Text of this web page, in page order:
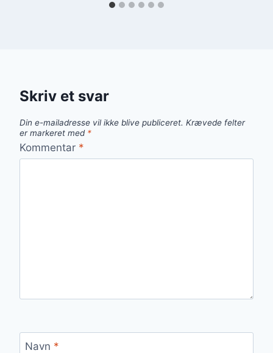
Skriv et svar
Din e-mailadresse vil ikke blive publiceret. Krævede felter
er markeret med *
Kommentar *
Navn *